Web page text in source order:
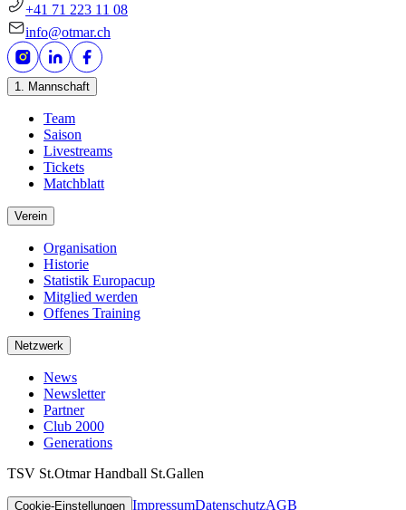
+41 71 223 11 08
info@otmar.ch
1. Mannschaft
Team
Saison
Livestreams
Tickets
Matchblatt
Verein
Organisation
Historie
Statistik Europacup
Mitglied werden
Offenes Training
Netzwerk
News
Newsletter
Partner
Club 2000
Generations
TSV St.Otmar Handball St.Gallen
Cookie-Einstellungen ImpressumDatenschutzAGB